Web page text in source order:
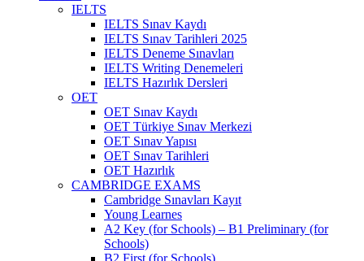
IELTS
IELTS Sınav Kaydı
IELTS Sınav Tarihleri 2025
IELTS Deneme Sınavları
IELTS Writing Denemeleri
IELTS Hazırlık Dersleri
OET
OET Sınav Kaydı
OET Türkiye Sınav Merkezi
OET Sınav Yapısı
OET Sınav Tarihleri
OET Hazırlık
CAMBRIDGE EXAMS
Cambridge Sınavları Kayıt
Young Learnes
A2 Key (for Schools) – B1 Preliminary (for
Schools)
B2 First (for Schools)